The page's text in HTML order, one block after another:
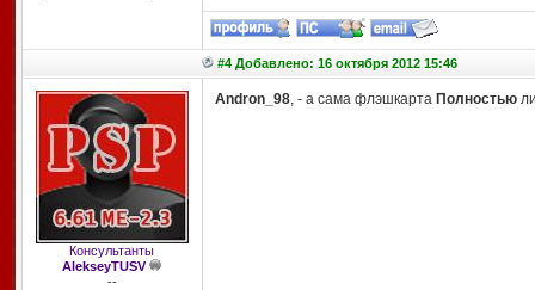
#4 Добавлено: 16 октября 2012 15:46
Консультанты
AlekseyTUSV
--
Andron_98, - а сама флэшкарта Полностью